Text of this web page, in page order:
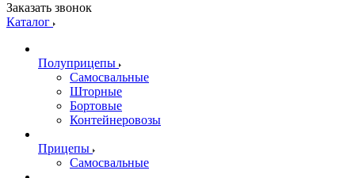
Заказать звонок
Каталог
Полуприцепы
Самосвальные
Шторные
Бортовые
Контейнеровозы
Прицепы
Самосвальные